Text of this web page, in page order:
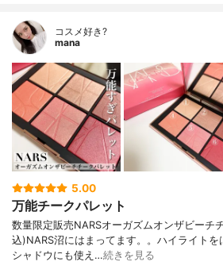
コスメ好き?
mana
5.00
万能チークパレット
数量限定販売NARSオーガズムオンザビーチ
込)NARS沼にはまってます。。ハイライト
シャドウにも使え…続きを見る